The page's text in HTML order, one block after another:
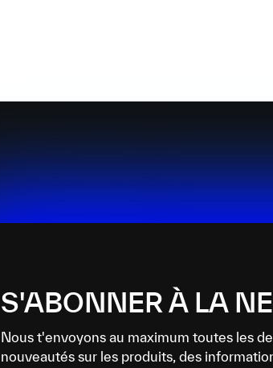
S'ABONNER À LA
Nous t'envoyons au maximum toutes les
nouveautés sur les produits, des